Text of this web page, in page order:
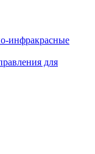
инфракрасные
для